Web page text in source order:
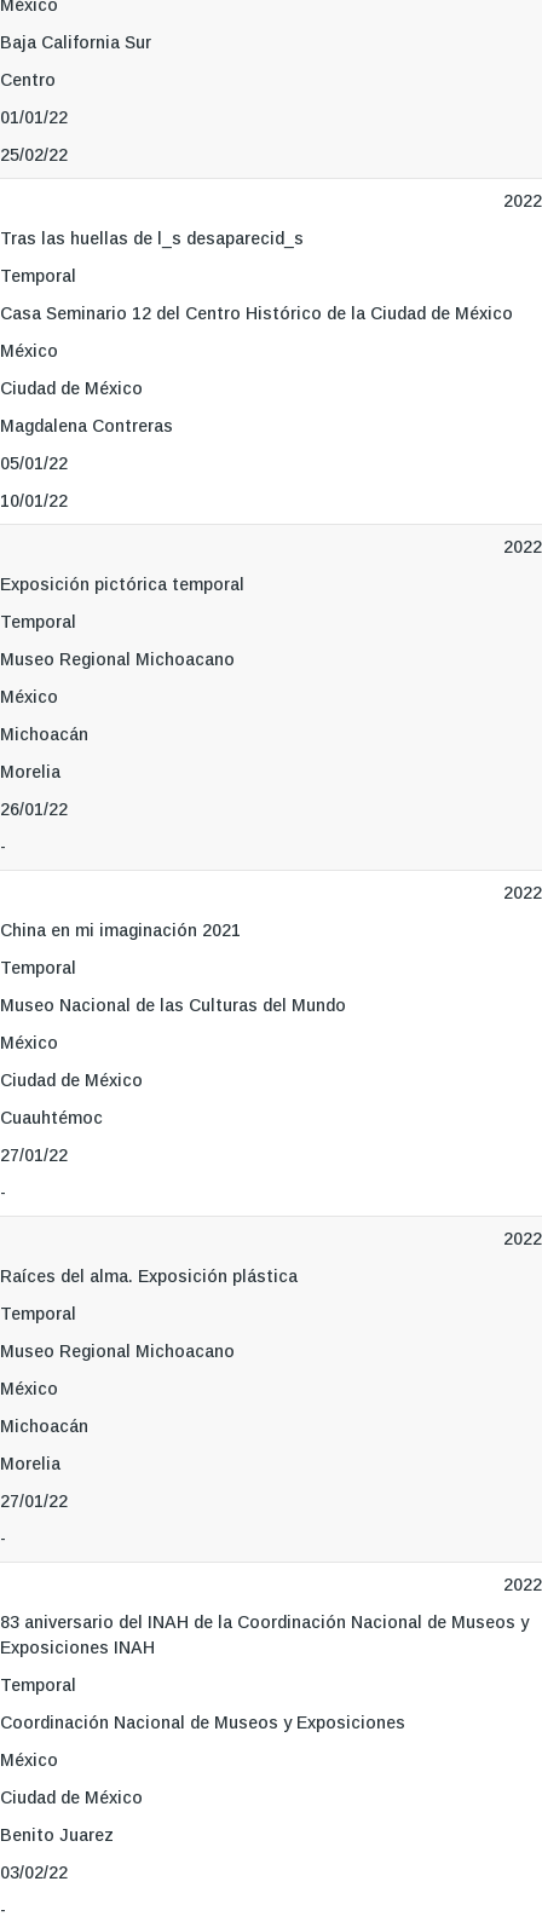
México
Baja California Sur
Centro
01/01/22
25/02/22
2022
Tras las huellas de l_s desaparecid_s
Temporal
Casa Seminario 12 del Centro Histórico de la Ciudad de México
México
Ciudad de México
Magdalena Contreras
05/01/22
10/01/22
2022
Exposición pictórica temporal
Temporal
Museo Regional Michoacano
México
Michoacán
Morelia
26/01/22
-
2022
China en mi imaginación 2021
Temporal
Museo Nacional de las Culturas del Mundo
México
Ciudad de México
Cuauhtémoc
27/01/22
-
2022
Raíces del alma. Exposición plástica
Temporal
Museo Regional Michoacano
México
Michoacán
Morelia
27/01/22
-
2022
83 aniversario del INAH de la Coordinación Nacional de Museos y
Exposiciones INAH
Temporal
Coordinación Nacional de Museos y Exposiciones
México
Ciudad de México
Benito Juarez
03/02/22
-